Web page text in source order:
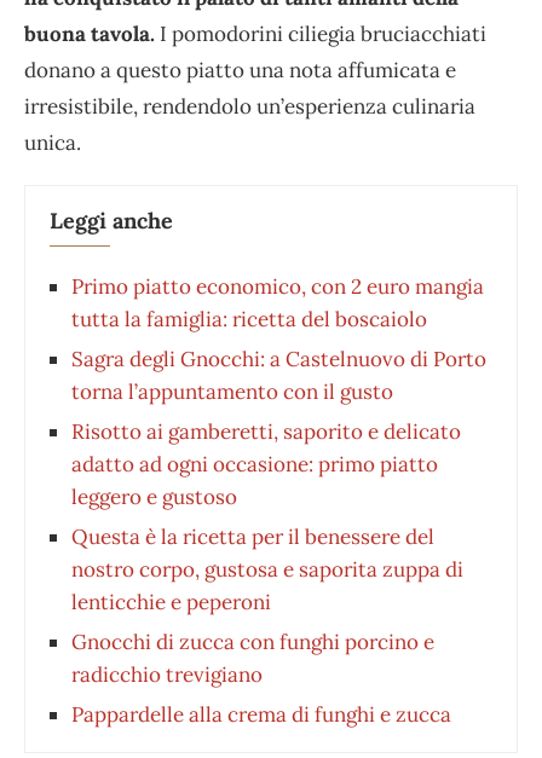
buona tavola. I pomodorini ciliegia bruciacchiati
donano a questo piatto una nota affumicata e
irresistibile, rendendolo un’esperienza culinaria
unica.
Leggi anche
Primo piatto economico, con 2 euro mangia
tutta la famiglia: ricetta del boscaiolo
Sagra degli Gnocchi: a Castelnuovo di Porto
torna l’appuntamento con il gusto
Risotto ai gamberetti, saporito e delicato
adatto ad ogni occasione: primo piatto
leggero e gustoso
Questa è la ricetta per il benessere del
nostro corpo, gustosa e saporita zuppa di
lenticchie e peperoni
Gnocchi di zucca con funghi porcino e
radicchio trevigiano
Pappardelle alla crema di funghi e zucca